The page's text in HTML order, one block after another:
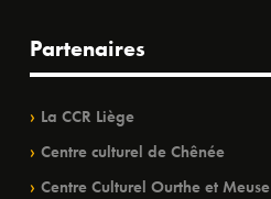
Partenaires
La CCR Liège
Centre culturel de Chênée
Centre Culturel Ourthe et Meuse